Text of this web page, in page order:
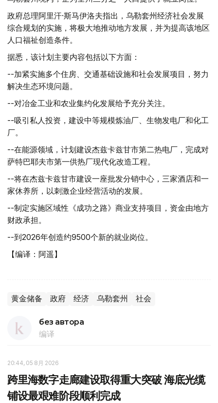
政府总理阿里汗·斯马伊洛夫指出，乌勒套州经济社会发展
综合规划的实施，将极大地推动地方发展，并为提高该地区
人口福祉创造条件。
据悉，该计划主要内容包括以下方面：
--加紧实施多个住房、交通基础设施和社会发展项目，努力
解决生态环境问题。
--对冶金工业和农业集约化发展给予充分关注。
--吸引私人投资，建设中等规模炼油厂、生物发电厂和化工
厂。
--在能源领域，计划建设杰兹卡兹甘市第二热电厂，完成对
萨特巴耶夫市第一供热厂现代化改造工程。
--将在杰兹卡兹甘市建设一座批发分销中心，三家酒店和一
家休养所，以刺激企业经营活动的发展。
--制定实施区域性《成功之路》商业支持项目，资金由地方
财政承担。
--到2026年创造约9500个新的就业岗位。
【编译：阿遥】
黄金储备 政府 经济 乌勒套州 社会
без автора
编译
20:44, 05 8月 2026
跨里海数字走廊建设取得重大突破 海底光缆
铺设最艰难阶段顺利完成